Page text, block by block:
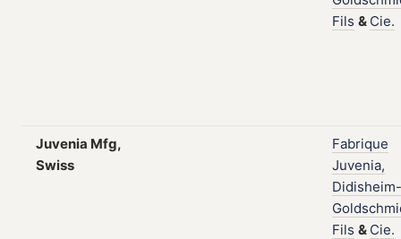
Fils & Cie.
Juvenia Mfg,
Swiss
Fabrique
Juvenia,
Didisheim-
Fils & Cie.